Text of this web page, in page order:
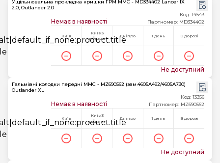
Ущільнювальна прокладка кришки ГРМ MMC - MD334402 Lancer IX
2.0, Outlander 2.0
Немає в наявності
Код: 14543
Партномер: MD334402
Київ
Київ 3
години
Дніпро 1 день В дорозі
Не доступний
Гальмівні колодки передні MMC - MZ690562 (зам.4605A492/4605A730)
Outlander XL
Немає в наявності
Код: 13356
Партномер: MZ690562
Київ
Київ 3
години
Дніпро 1 день В дорозі
Не доступний